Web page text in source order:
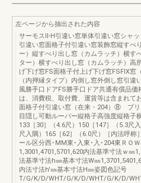
左ページから抽出された内容
サーモスⅡ-H引違い窓単体引違い窓シャ
引違い窓面格子付引違い窓装飾窓縦すべ
ー）縦すべり出し窓（カムラッチ）横す
ター）横すべり出し窓（カムラッチ）高
げ下げ窓FS面格子付上げ下げ窓FSFIX窓
（内押縁タイプ）内倒し窓外倒し窓引違
風勝手口ドアFS勝手口ドア共通有償品価
は、消費税、取付費、運賃等は含まれて
面格子付引違い窓（在来・204）⑧ ブリ
目隠し可動ルーバー縦格子高強度縦格子
133［30］（4.6尺）150［147］（5.3尺
尺入隅）165［62］（6.0尺）［内法呼称
ール区分西･MM東･入東･入･204東ＲＯ
1,3001,4701,5701,620内法基準寸法ｗ㎜
法基準寸法h㎜基本寸法W㎜
内法寸法h'㎜基本寸法H㎜姿図色記号
T/G/K/D/WHT/G/K/D/WHT/G/K/D/